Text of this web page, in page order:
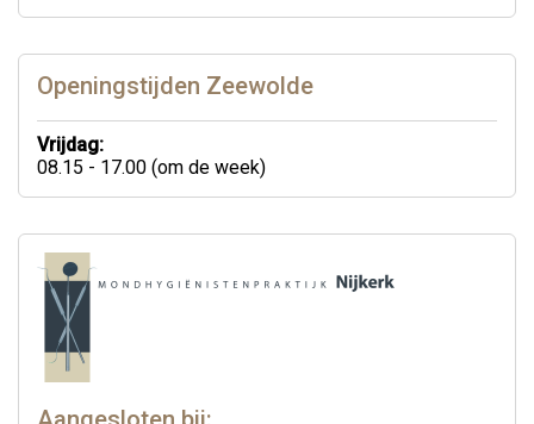
Openingstijden Zeewolde
Vrijdag:
08.15 - 17.00 (om de week)